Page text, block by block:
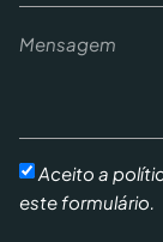
Aceito a
este formulário.